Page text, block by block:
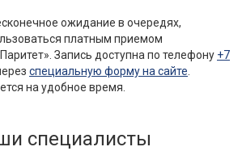
ожидание в очередях,
платным приемом
Запись доступна по телефону +7
специальную форму на сайте
на удобное время.
специалисты